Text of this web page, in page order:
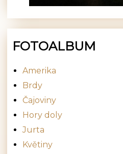
FOTOALBUM
Amerika
Brdy
Čajoviny
Hory doly
Jurta
Květiny